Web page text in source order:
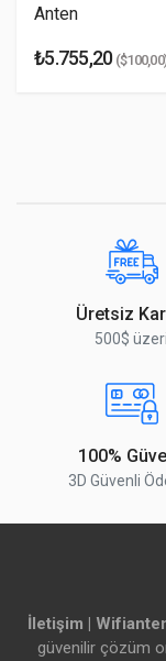
Anten
₺5.755,20
Üretsiz
500$ üzeri
100%
3D Güvenli
İletişim |
güvenilir çözüm